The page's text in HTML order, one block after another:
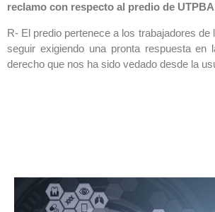
reclamo con respecto al predio de
R- El predio pertenece a los trabajadores de
seguir exigiendo una pronta respuesta en
derecho que nos ha sido vedado desde la